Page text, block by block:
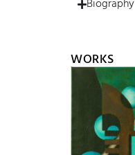
Biography
WORKS